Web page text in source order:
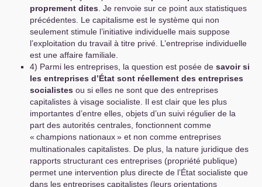
proprement dites . Je renvoie sur ce point aux statistiques
précédentes. Le capitalisme est le système qui non
seulement stimule l’initiative individuelle mais suppose
l’exploitation du travail à titre privé. L’entreprise individuelle
est une affaire familiale.
4) Parmi les entreprises, la question est posée de savoir si
les entreprises d’État sont réellement des entreprises
socialistes ou si elles ne sont que des entreprises
capitalistes à visage socialiste. Il est clair que les plus
importantes d’entre elles, objets d’un suivi régulier de la
part des autorités centrales, fonctionnent comme
« champions nationaux» et non comme entreprises
multinationales capitalistes. De plus, la nature juridique des
rapports structurant ces entreprises (propriété publique)
permet une intervention plus directe de l’État socialiste que
dans les entreprises capitalistes (leurs orientations